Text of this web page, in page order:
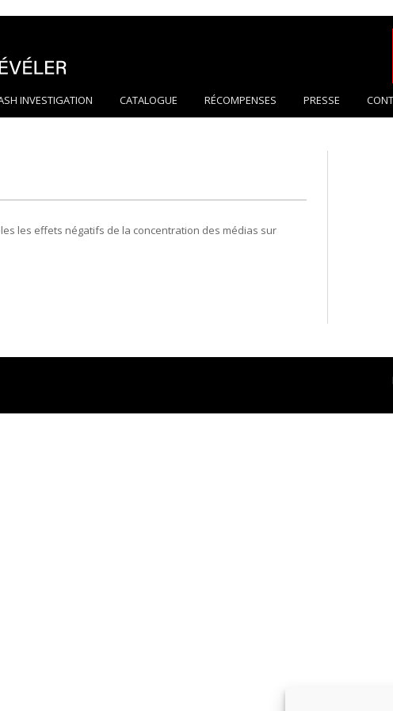
INVESTIGATION CATALOGUE RÉCOMPENSES PRESSE
les effets négatifs de la concentration des médias sur